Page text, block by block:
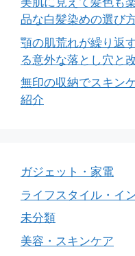
品な白髪染めの選び
顎の肌荒れが繰り返
る意外な落とし穴と
無印の収納でスキン
紹介
ガジェット・家電
ライフスタイル・イ
未分類
美容・スキンケア